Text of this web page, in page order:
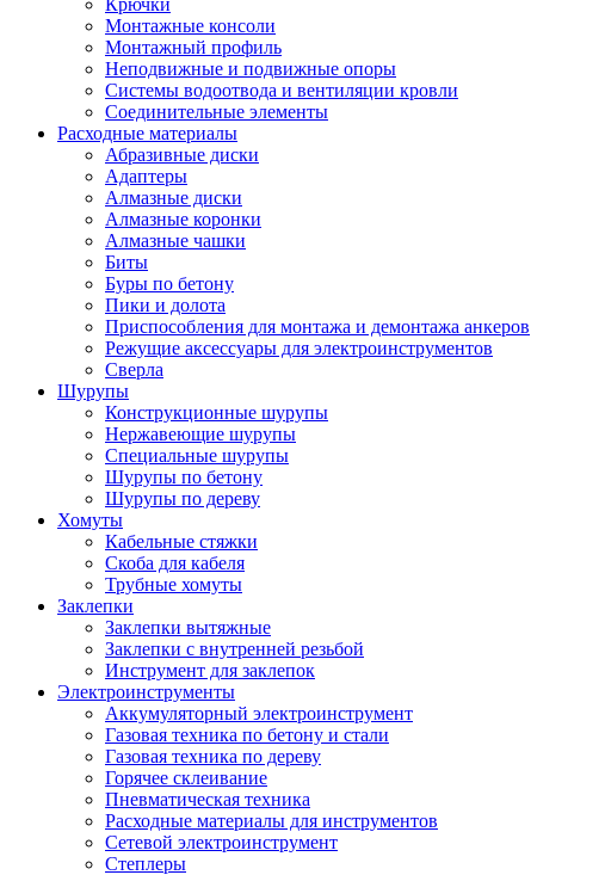
Крючки
Монтажные консоли
Монтажный профиль
Неподвижные и подвижные опоры
Системы водоотвода и вентиляции кровли
Соединительные элементы
Расходные материалы
Абразивные диски
Адаптеры
Алмазные диски
Алмазные коронки
Алмазные чашки
Биты
Буры по бетону
Пики и долота
Приспособления для монтажа и демонтажа анкеров
Режущие аксессуары для электроинструментов
Сверла
Шурупы
Конструкционные шурупы
Нержавеющие шурупы
Специальные шурупы
Шурупы по бетону
Шурупы по дереву
Хомуты
Кабельные стяжки
Скоба для кабеля
Трубные хомуты
Заклепки
Заклепки вытяжные
Заклепки с внутренней резьбой
Инструмент для заклепок
Электроинструменты
Аккумуляторный электроинструмент
Газовая техника по бетону и стали
Газовая техника по дереву
Горячее склеивание
Пневматическая техника
Расходные материалы для инструментов
Сетевой электроинструмент
Степлеры